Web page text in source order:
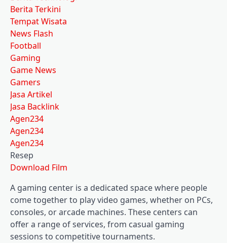
Berita Terkini
Tempat Wisata
News Flash
Football
Gaming
Game News
Gamers
Jasa Artikel
Jasa Backlink
Agen234
Agen234
Agen234
Resep
Download Film
A gaming center is a dedicated space where people
come together to play video games, whether on PCs,
consoles, or arcade machines. These centers can
offer a range of services, from casual gaming
sessions to competitive tournaments.